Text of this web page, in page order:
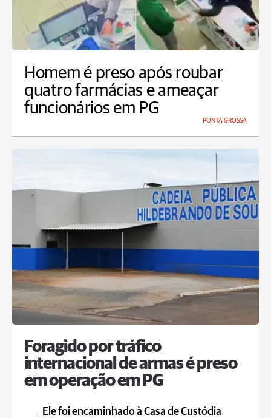
Homem é preso após roubar
quatro farmácias e ameaçar
funcionários em PG
PONTA GROSSA
Foragido por tráfico
internacional de armas é preso
em operação em PG
Ele foi encaminhado à Casa de Custódia